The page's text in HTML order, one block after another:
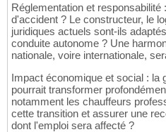
Réglementation et
d'accident ? Le constructeur, le
juridiques actuels sont-ils
conduite autonome ? Une
nationale, voire internationale,
Impact économique et social : la
pourrait transformer
notamment les chauffeurs
cette transition et assurer une
dont l'emploi sera affecté ?